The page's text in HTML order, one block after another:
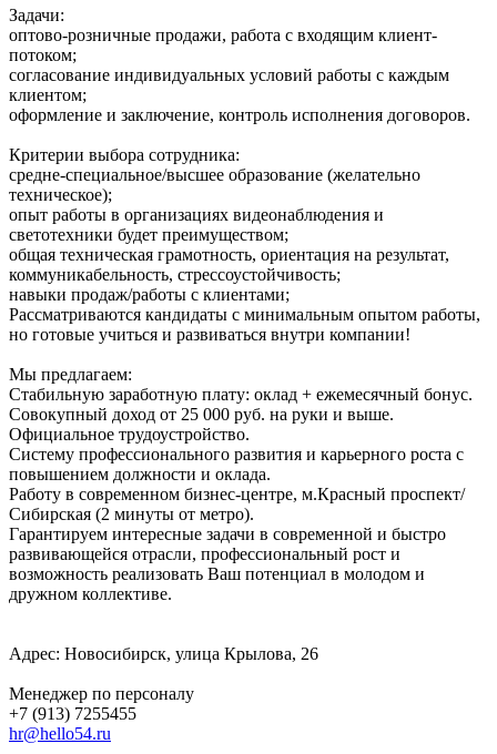
Задачи:
оптово-розничные продажи, работа с входящим клиент-
потоком;
согласование индивидуальных условий работы с каждым
клиентом;
оформление и заключение, контроль исполнения договоров.
Критерии выбора сотрудника:
средне-специальное/высшее образование (желательно
техническое);
опыт работы в организациях видеонаблюдения и
светотехники будет преимуществом;
общая техническая грамотность, ориентация на результат,
коммуникабельность, стрессоустойчивость;
навыки продаж/работы с клиентами;
Рассматриваются кандидаты с минимальным опытом работы,
но готовые учиться и развиваться внутри компании!
Мы предлагаем:
Стабильную заработную плату: оклад + ежемесячный бонус.
Совокупный доход от 25 000 руб. на руки и выше.
Официальное трудоустройство.
Систему профессионального развития и карьерного роста с
повышением должности и оклада.
Работу в современном бизнес-центре, м.Красный проспект/
Сибирская (2 минуты от метро).
Гарантируем интересные задачи в современной и быстро
развивающейся отрасли, профессиональный рост и
возможность реализовать Ваш потенциал в молодом и
дружном коллективе.
Адрес: Новосибирск, улица Крылова, 26
Менеджер по персоналу
+7 (913) 7255455
hr@hello54.ru